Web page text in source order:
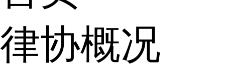
律协概况